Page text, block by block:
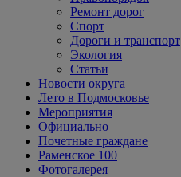
Ремонт дорог
Спорт
Дороги и транспорт
Экология
Статьи
Новости округа
Лето в Подмосковье
Мероприятия
Официально
Почетные граждане
Раменское 100
Фотогалерея